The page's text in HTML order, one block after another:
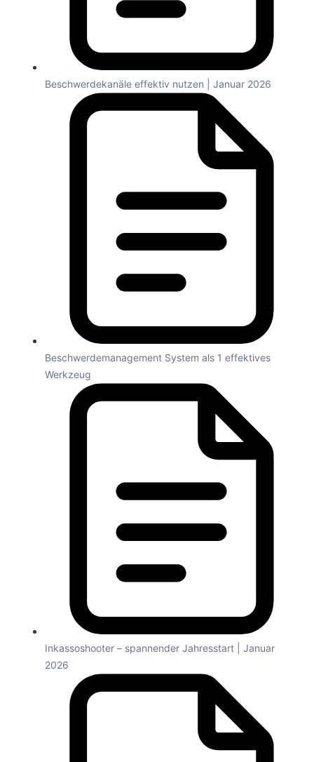
Beschwerdekanäle effektiv nutzen | Januar 2026
Beschwerdemanagement System als 1 effektives
Werkzeug
Inkassoshooter – spannender Jahresstart | Januar
2026